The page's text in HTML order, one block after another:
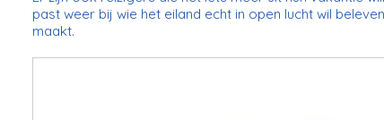
past weer bij wie het eiland echt in open lucht wil
maakt.